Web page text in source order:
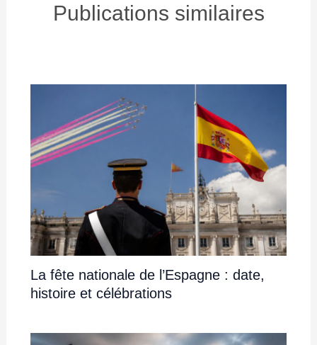
Publications similaires
La fête nationale de l’Espagne : date,
histoire et célébrations